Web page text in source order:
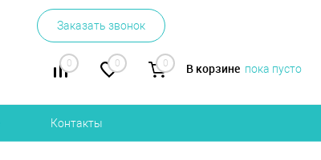
Заказать звонок
0 0 0 В корзине пока пусто
Контакты